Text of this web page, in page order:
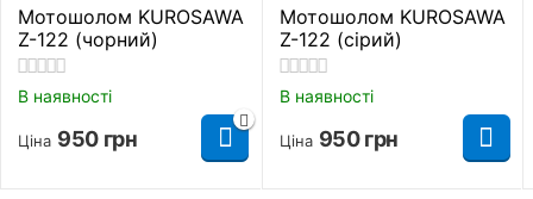
Мотошолом KUROSAWA
Z-122 (чорний)
В наявності
Ціна 950 грн
Мотошолом KUROSAWA
Z-122 (сірий)
В наявності
Ціна 950 грн